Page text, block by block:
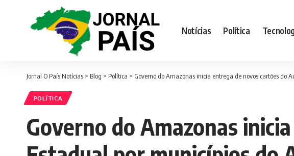
Notícias Política
Jornal O País Notícias > Blog > Política > Governo do Amazonas inicia entrega de novos cartões do
POLÍTICA
Governo do Amazonas